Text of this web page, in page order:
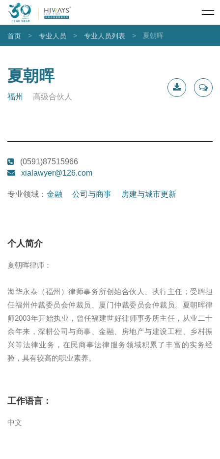
首页 > 专业人员 > 专业人员列表 > 夏朝晖
夏朝晖
福州 高级合伙人
(0591)87515966
xialawyer@126.com
专业领域： 金融 公司与商事 房建与城市更新
个人简介
夏朝晖律师：
海华永泰（福州）律师事务所创始合伙人、执行主任；受聘担
任福州仲裁委员会仲裁员、厦门仲裁委员会仲裁员。夏朝晖律
师2003年开始执业，曾任福建世好律师事务所主任，从业二十
余年来，深耕公司与商事、金融、房地产与建设工程、乡村振
兴等法律业务，在民商事法律服务领域积累了丰富的实务经
验，具有较高的职业素养。
工作语言：
中文